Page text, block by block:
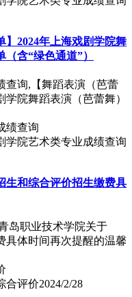
】2024年上海戏剧学院舞
含“绿色通道”）
查询,【舞蹈表演（芭蕾
院舞蹈表演（芭蕾舞）
学院艺术类专业成绩查询
生和综合评价招生缴费具
岛职业技术学院关于
具体时间再次提醒的温馨
合评价2024/2/28